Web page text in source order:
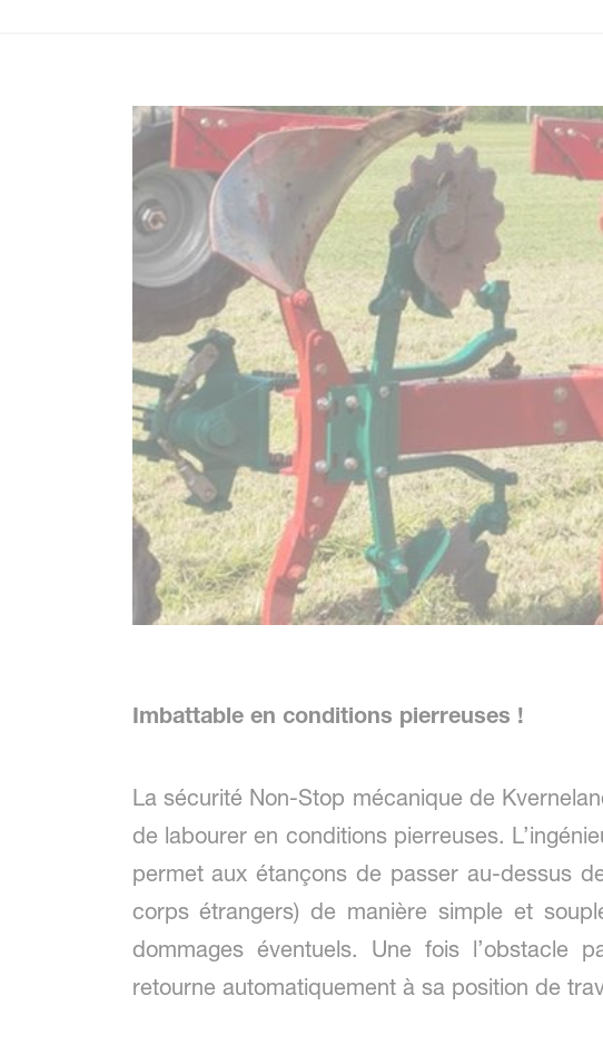
Imbattable en conditions pierreuses !
La sécurité Non-Stop mécanique de
de labourer en conditions pierreuses.
permet aux étançons de passer au-dessus
corps étrangers) de manière simple et
dommages éventuels. Une fois l’obstacle
retourne automatiquement à sa position de